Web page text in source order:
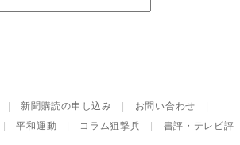
新聞購読の申し込み お問い合わせ
平和運動 コラム狙撃兵 書評・テレビ評